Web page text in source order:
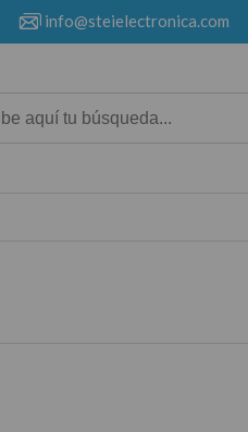
info@steielectronica.com